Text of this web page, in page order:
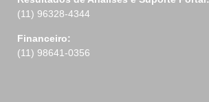
(11) 96328-4344
Financeiro:
(11) 98641-0356